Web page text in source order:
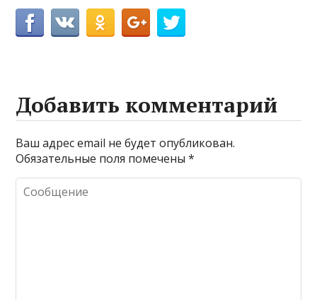
Добавить комментарий
Ваш адрес email не будет опубликован.
Обязательные поля помечены*